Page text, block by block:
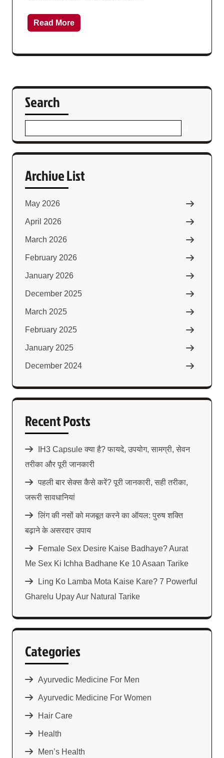
Read More
Search
Archive List
May 2026
April 2026
March 2026
February 2026
January 2026
December 2025
March 2025
February 2025
January 2025
December 2024
Recent Posts
IH3 Capsule क्या है? फायदे, उपयोग, सामग्री, सेवन
तरीका और पूरी जानकारी
पहली बार सेक्स कैसे करें? पूरी जानकारी, सही तरीका,
जरूरी सावधानियां
लिंग की नसों को मजबूत करने का ऑयल: पुरुष शक्ति
बढ़ाने के असरदार उपाय
Female Sex Desire Kaise Badhaye? Aurat
Me Sex Ki Ichha Badhane Ke 10 Asaan Tarike
Ling Ko Lamba Mota Kaise Kare? 7 Powerful
Gharelu Upay Aur Natural Tarike
Categories
Ayurvedic Medicine For Men
Ayurvedic Medicine For Women
Hair Care
Health
Men’s Health